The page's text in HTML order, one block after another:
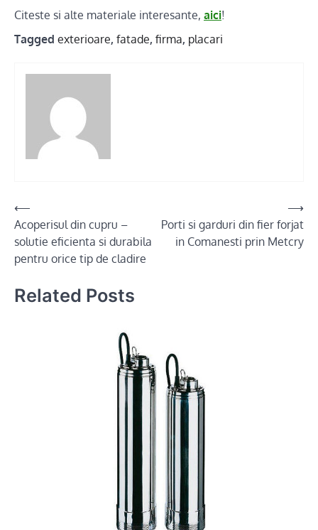
Citeste si alte materiale interesante, aici!
Tagged exterioare, fatade, firma, placari
Post
navigation
⟵
Acoperisul din cupru –
solutie eficienta si durabila
pentru orice tip de cladire
Porti si garduri din fier forjat
in Comanesti prin Metcry
⟶
Related Posts